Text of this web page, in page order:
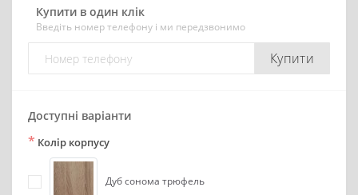
Купити в один клік
Введіть номер телефону і ми передзвонимо
Купити
Доступні варіанти
* Колір корпусу
Дуб сонома трюфель